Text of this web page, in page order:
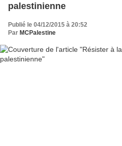
palestinienne
Publié le 04/12/2015 à 20:52
Par MCPalestine